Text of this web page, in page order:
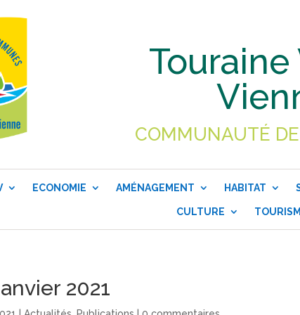
Touraine
COMMUNAUTÉ
ECONOMIE AMÉNAGEMENT HABITAT
CULTURE
2021